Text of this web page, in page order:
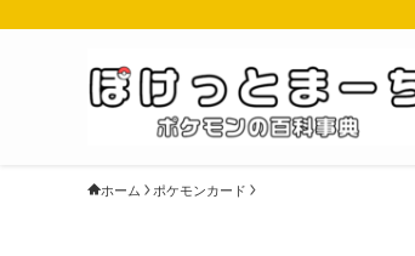
ホーム ポケモンカード